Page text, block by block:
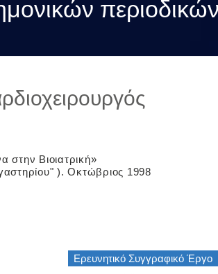
στην Βιοιατρική»
). Οκτώβριος 1998
Ερευνητικό Συγγραφικό Έργο